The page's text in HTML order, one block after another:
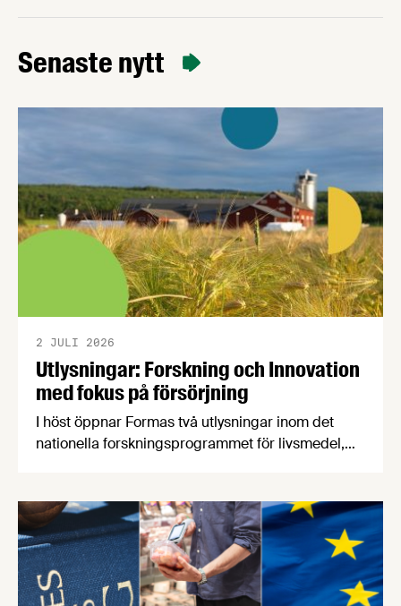
konsumentmaktsdirektivet. Livsmedelsföretagen
att införandet av direktivet skapar betydande
Senaste nytt
Utlysningar: Forskning och Innovation
med fokus på försörjning
2 JULI 2026
I höst öppnar Formas två utlysningar inom det
nationella forskningsprogrammet för livsmedel,
en motståndskraftig livsmedelsförsörjning", och
båda syftar till att bana väg för innovationer som
stärker Sveriges livsmedelsförsörjning.